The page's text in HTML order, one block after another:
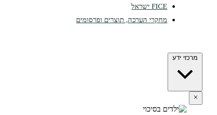
FICE ישראל
מחקרי הערכה, תוצרים ופרסומים
מרכזי ידע